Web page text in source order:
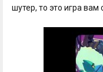
шутер, то это игра вам